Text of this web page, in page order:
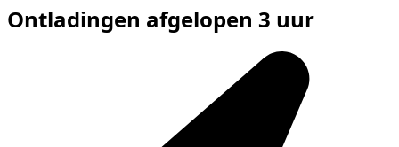
Ontladingen afgelopen 3 uur